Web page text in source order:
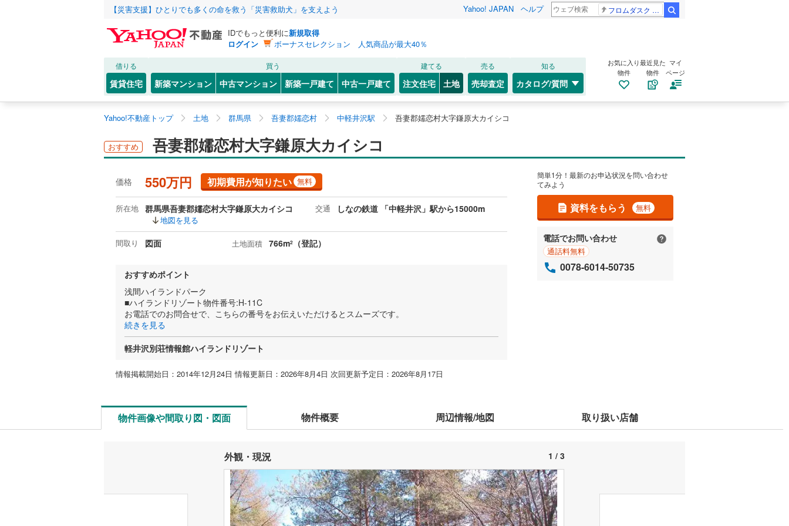
【災害支援】ひとりでも多くの命を救う「災害救助犬」を支えよう Yahoo! JAPAN ヘルプ フロムダスク CBC賞
IDでもっと便利に新規取得
ログイン
ボーナスセレクション 人気商品が最大40％
借りる
賃貸住宅
買う
新築マンション 中古マンション 新築一戸建て 中古一戸建て
建てる
注文住宅 土地
売る
売却査定
知る
カタログ/質問
お気に入り
物件
最近見た
物件
マイ
ページ
Yahoo!不動産トップ 土地 群馬県 吾妻郡嬬恋村 中軽井沢駅 吾妻郡嬬恋村大字鎌原大カイシコ
おすすめ 吾妻郡嬬恋村大字鎌原大カイシコ
価格 550万円 初期費用が知りたい 無料
所在地 群馬県吾妻郡嬬恋村大字鎌原大カイシコ
地図を見る
交通 しなの鉄道 「中軽井沢」駅から15000m
間取り 図面 土地面積 766m2 （登記）
おすすめポイント
浅間ハイランドパーク
■ハイランドリゾート物件番号:H-11C
お電話でのお問合せで、こちらの番号をお伝えいただけるとスムーズです。
続きを見る
軽井沢別荘情報館ハイランドリゾート
情報掲載開始日：2014年12月24日 情報更新日：2026年8月4日 次回更新予定日：2026年8月17日
簡単1分！最新のお申込状況を問い合わせ
てみよう
資料をもらう 無料
電話でお問い合わせ
通話料無料
0078-6014-50735
物件画像や間取り図・図面 物件概要 周辺情報/地図 取り扱い店舗
外観・現況 1 / 3